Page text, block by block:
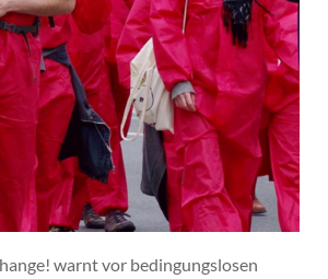
warnt vor bedingungslosen